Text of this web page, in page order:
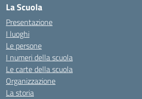
La Scuola
Presentazione
I luoghi
Le persone
I numeri della scuola
Le carte della scuola
Organizzazione
La storia